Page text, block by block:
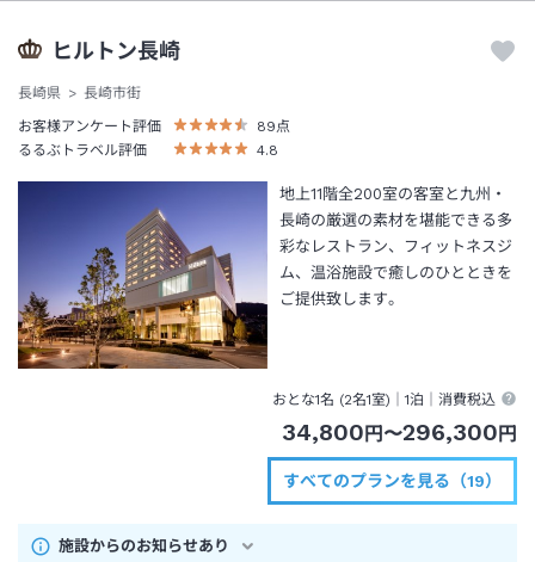
ヒルトン長崎
長崎県
長崎市街
お客様アンケート評価
89点
るるぶトラベル評価
4.8
地上11階全200室の客室と九州・
長崎の厳選の素材を堪能できる多
彩なレストラン、フィットネスジ
ム、温浴施設で癒しのひとときを
ご提供致します。
おとな1名 (2名1室)｜1泊 ｜消費税込
34,800円〜296,300円
すべてのプランを見る（19）
施設からのお知らせあり